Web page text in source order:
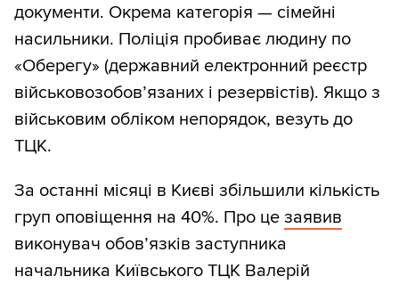
документи. Окрема категорія — сімейні
насильники. Поліція пробиває людину по
«Оберегу» (державний електронний реєстр
військовозобов’язаних і резервістів). Якщо з
військовим обліком непорядок, везуть до
ТЦК.
За останні місяці в Києві збільшили кількість
груп оповіщення на 40%. Про це заявив
виконувач обов’язків заступника
начальника Київського ТЦК Валерій